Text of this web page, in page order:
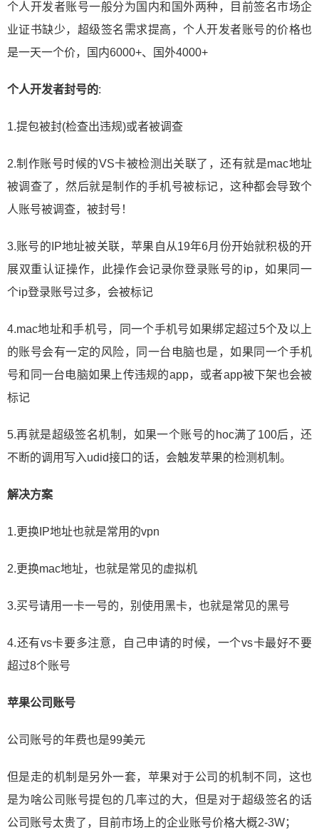
个人开发者账号一般分为国内和国外两种，目前签名市场企
业证书缺少，超级签名需求提高，个人开发者账号的价格也
是一天一个价，国内6000+、国外4000+
个人开发者封号的:
1.提包被封(检查出违规)或者被调查
2.制作账号时候的VS卡被检测出关联了，还有就是mac地址
被调查了，然后就是制作的手机号被标记，这种都会导致个
人账号被调查，被封号！
3.账号的IP地址被关联，苹果自从19年6月份开始就积极的开
展双重认证操作，此操作会记录你登录账号的ip，如果同一
个ip登录账号过多，会被标记
4.mac地址和手机号，同一个手机号如果绑定超过5个及以上
的账号会有一定的风险，同一台电脑也是，如果同一个手机
号和同一台电脑如果上传违规的app，或者app被下架也会被
标记
5.再就是超级签名机制，如果一个账号的hoc满了100后，还
不断的调用写入udid接口的话，会触发苹果的检测机制。
解决方案
1.更换IP地址也就是常用的vpn
2.更换mac地址，也就是常见的虚拟机
3.买号请用一卡一号的，别使用黑卡，也就是常见的黑号
4.还有vs卡要多注意，自己申请的时候，一个vs卡最好不要
超过8个账号
苹果公司账号
公司账号的年费也是99美元
但是走的机制是另外一套，苹果对于公司的机制不同，这也
是为啥公司账号提包的几率过的大，但是对于超级签名的话
公司账号太贵了，目前市场上的企业账号价格大概2-3W；